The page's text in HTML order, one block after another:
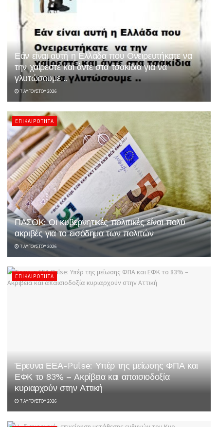
Εάν είναι αυτή η Ελλάδα που Ονειρευτήκατε να
την χαίρεστε και άντε στα τσακίδια για να
γλυτώσουμε ..
7 ΑΥΓΟΎΣΤΟΥ 2026
ΕΠΙΚΑΙΡΌΤΗΤΑ
ΠΑΣΟΚ: Οι κυβερνητικές πολιτικές είναι πολύ
ακριβές για το εισόδημα των πολιτών
7 ΑΥΓΟΎΣΤΟΥ 2026
ΕΠΙΚΑΙΡΌΤΗΤΑ
Έρευνα ΕΕΑ-Pulse: Υπέρ της μείωσης ΦΠΑ και
ΕΦΚ το 83% – Aκρίβεια και απαισιοδοξία
κυριαρχούν στην Αττική
7 ΑΥΓΟΎΣΤΟΥ 2026